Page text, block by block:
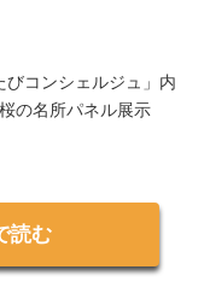
びコンシェルジュ」内
の名所パネル展示
読む